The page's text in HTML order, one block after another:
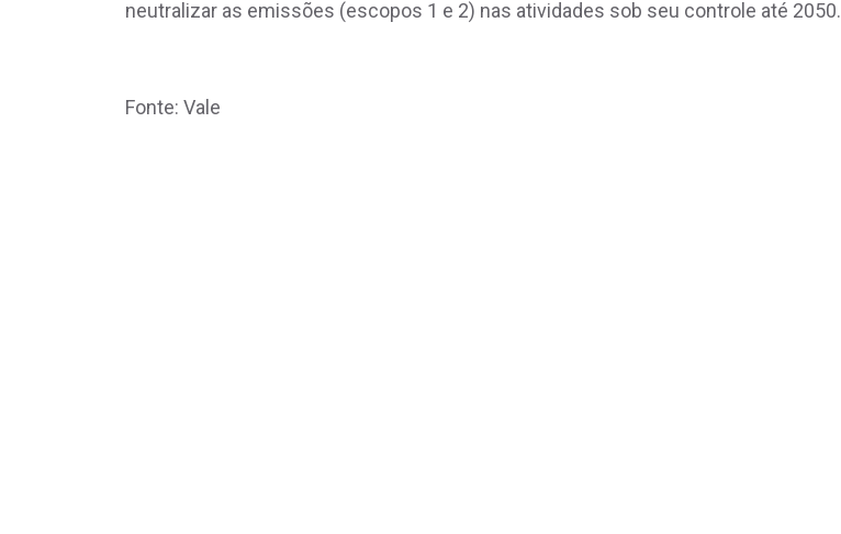
neutralizar as emissões (escopos 1 e 2) nas atividades sob seu controle até 2050.
Fonte: Vale